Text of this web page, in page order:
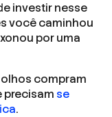
investir nesse
você caminhou
por uma
compram
precisam se
.